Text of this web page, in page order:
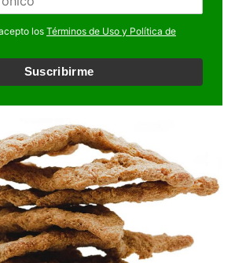
los Términos de Uso y Política de
Suscribirme